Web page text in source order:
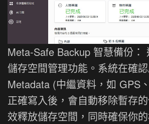
Meta-Safe Backup 智慧備份：
儲存空間管理功能。系統在確
Metadata (中繼資料，如 GPS
正確寫入後，會自動移除暫存
效釋放儲存空間，同時確保你